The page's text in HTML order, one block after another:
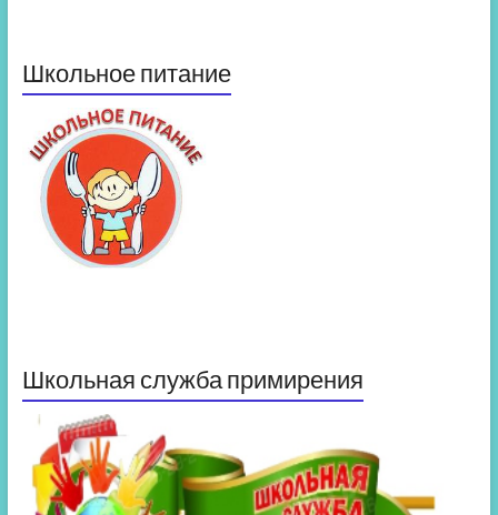
Школьное питание
Школьная служба примирения